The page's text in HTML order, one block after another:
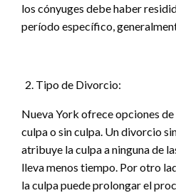
los cónyuges debe haber
período específico,
Tipo de Divorcio:
Nueva York ofrece opciones
culpa o sin culpa. Un divorcio
atribuye la culpa a ninguna de
lleva menos tiempo. Por otro
la culpa puede prolongar el